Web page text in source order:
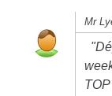
Mr